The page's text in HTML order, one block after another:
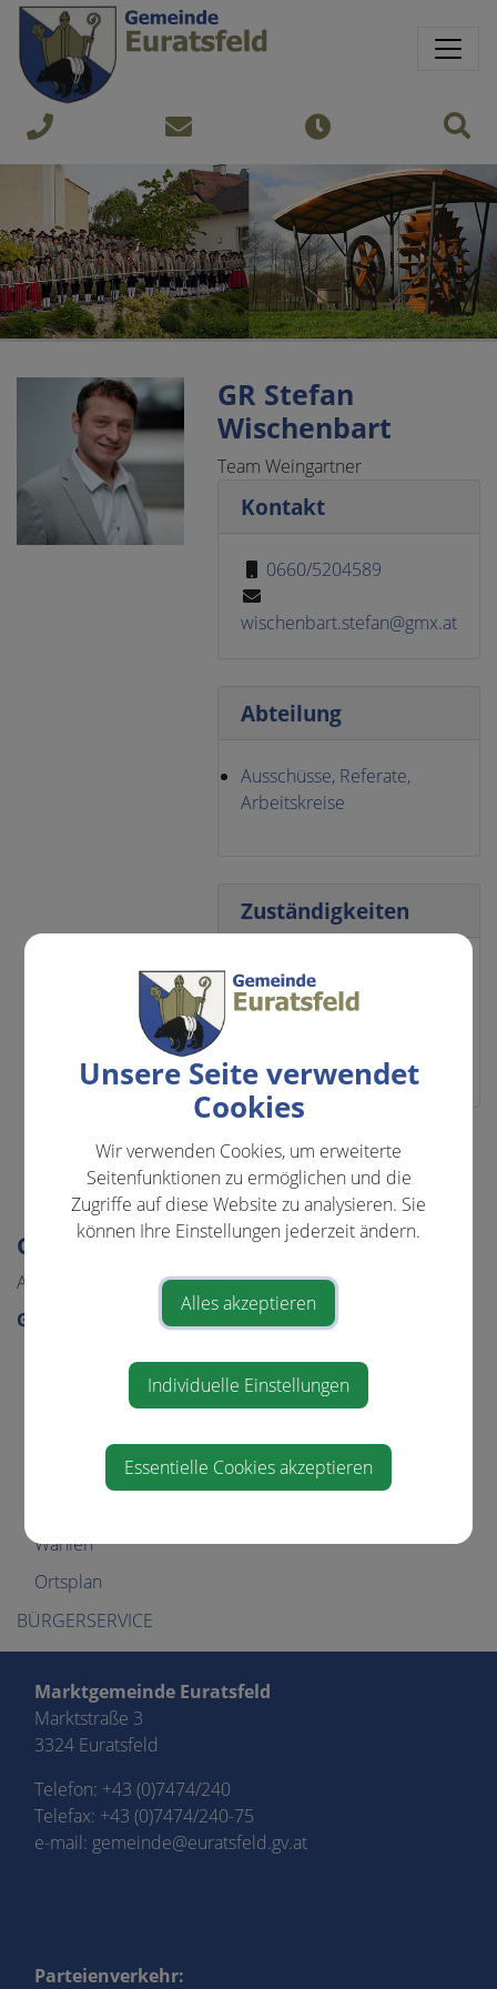
Sprungmarken
Springe direkt zu:
+43
7474
240
gemeinde@euratsfeld.gv.at
Öffnungszeiten
GEMEINDE & BÜRGERSERVICE
AKTUELLES
GEMEINDE
Gemeinderat
Über die Gemeinde
Wahlen
Ortsplan
BÜRGERSERVICE
GR Stefan
Wischenbart
Team Weingartner
Kontakt
0660/5204589
wischenbart.stefan@gmx.at
Abteilung
Ausschüsse, Referate,
Arbeitskreise
Zuständigkeiten
Brand-, Zivilschutz- und
Sicherheitsbeauftragter
⇐ zurück
Marktgemeinde Euratsfeld
Marktstraße 3
3324 Euratsfeld
Telefon: +43 (0)7474/240
Telefax: +43 (0)7474/240-75
e-mail: gemeinde@euratsfeld.gv.at
Parteienverkehr:
Unsere Seite verwendet
Cookies
Wir verwenden Cookies, um erweiterte
Seitenfunktionen zu ermöglichen und die
Zugriffe auf diese Website zu analysieren. Sie
können Ihre Einstellungen jederzeit ändern.
Alles akzeptieren
Individuelle Einstellungen
Essentielle Cookies akzeptieren